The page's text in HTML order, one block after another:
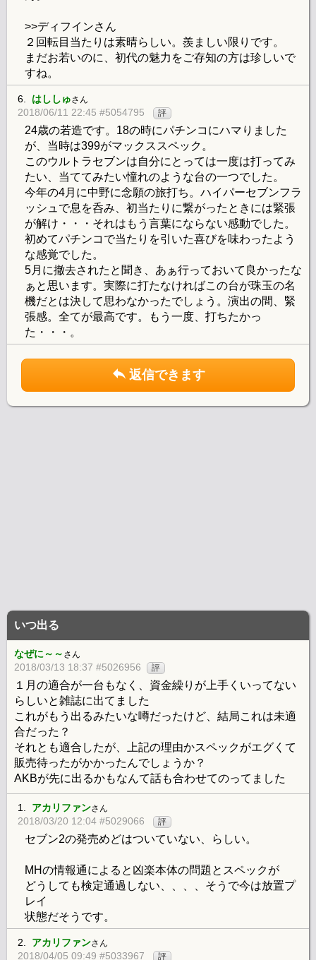
>>ディフインさん
２回転目当たりは素晴らしい。羨ましい限りです。
まだお若いのに、初代の魅力をご存知の方は珍しいで
すね。
6. はししゅさん
2018/06/11 22:45 #5054795 評
24歳の若造です。18の時にパチンコにハマりました
が、当時は399がマックススペック。
このウルトラセブンは自分にとっては一度は打ってみ
たい、当ててみたい憧れのような台の一つでした。
今年の4月に中野に念願の旅打ち。ハイパーセブンフラ
ッシュで息を呑み、初当たりに繋がったときには緊張
が解け・・・それはもう言葉にならない感動でした。
初めてパチンコで当たりを引いた喜びを味わったよう
な感覚でした。
5月に撤去されたと聞き、あぁ行っておいて良かったな
ぁと思います。実際に打たなければこの台が珠玉の名
機だとは決して思わなかったでしょう。演出の間、緊
張感。全てが最高です。もう一度、打ちたかっ
た・・・。
返信できます
いつ出る
なぜに～～ さん
2018/03/13 18:37 #5026956 評
１月の適合が一台もなく、資金繰りが上手くいってない
らしいと雑誌に出てました
これがもう出るみたいな噂だったけど、結局これは未適
合だった？
それとも適合したが、上記の理由かスペックがエグくて
販売待ったがかかったんでしょうか？
AKBが先に出るかもなんて話も合わせてのってました
1. アカリファンさん
2018/03/20 12:04 #5029066 評
セブン2の発売めどはついていない、らしい。
MHの情報通によると凶楽本体の問題とスペックが
どうしても検定通過しない、、、、そうで今は放置プ
レイ
状態だそうです。
2. アカリファンさん
2018/04/05 09:49 #5033967 評